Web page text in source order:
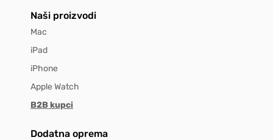
Naši proizvodi
Mac
iPad
iPhone
Apple Watch
B2B kupci
Dodatna oprema